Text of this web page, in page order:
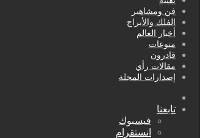
فن ومشاهير
الفلك والأبراج
أخبار العالم
منوعات
قادرون
مقالات رأي
إصدارات المجلة
عن
تابعنا
فيسبوك
انستقرام